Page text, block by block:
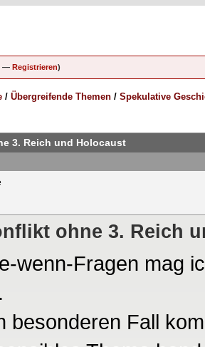
— Registrieren)
/ Übergreifende Themen / Spekulative
3. Reich und Holocaust
ohne 3. Reich
wenn-Fragen mag
besonderen Fall